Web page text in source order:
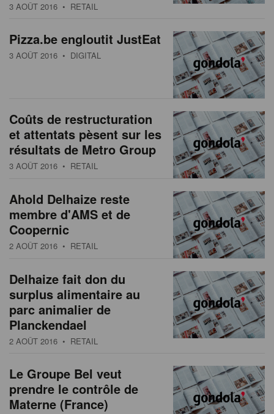
3 AOÛT 2016 • RETAIL
Pizza.be engloutit JustEat
3 AOÛT 2016 • DIGITAL
Coûts de restructuration
et attentats pèsent sur les
résultats de Metro Group
3 AOÛT 2016 • RETAIL
Ahold Delhaize reste
membre d'AMS et de
Coopernic
2 AOÛT 2016 • RETAIL
Delhaize fait don du
surplus alimentaire au
parc animalier de
Planckendael
2 AOÛT 2016 • RETAIL
Le Groupe Bel veut
prendre le contrôle de
Materne (France)